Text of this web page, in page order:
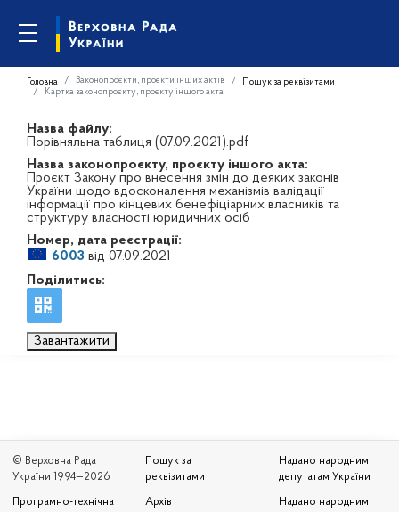
Головна Законопроєкти, проєкти інших актів
Пошук за реквізитами
Картка законопроєкту, проєкту іншого акта
Назва файлу:
Порівняльна таблиця (07.09.2021).pdf
Назва законопроєкту, проєкту іншого акта:
Проєкт Закону про внесення змін до деяких законів
України щодо вдосконалення механізмів валідації
інформації про кінцевих бенефіціарних власників та
структуру власності юридичних осіб
Номер, дата реєстрації:
6003 від 07.09.2021
Поділитись:
Завантажити
© Верховна Рада
України 1994—2026
Програмно-технічна
Пошук за
реквізитами
Архів
Надано народним
депутатам України
Надано народним